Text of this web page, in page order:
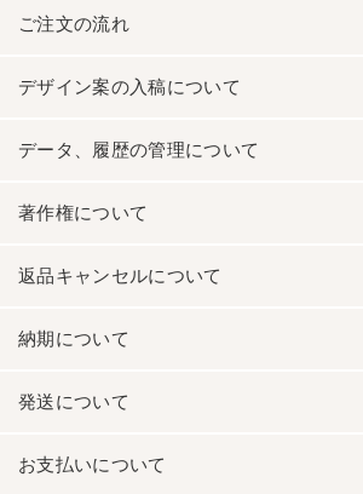
ご注文の流れ
デザイン案の入稿について
データ、履歴の管理について
著作権について
返品キャンセルについて
納期について
発送について
お支払いについて